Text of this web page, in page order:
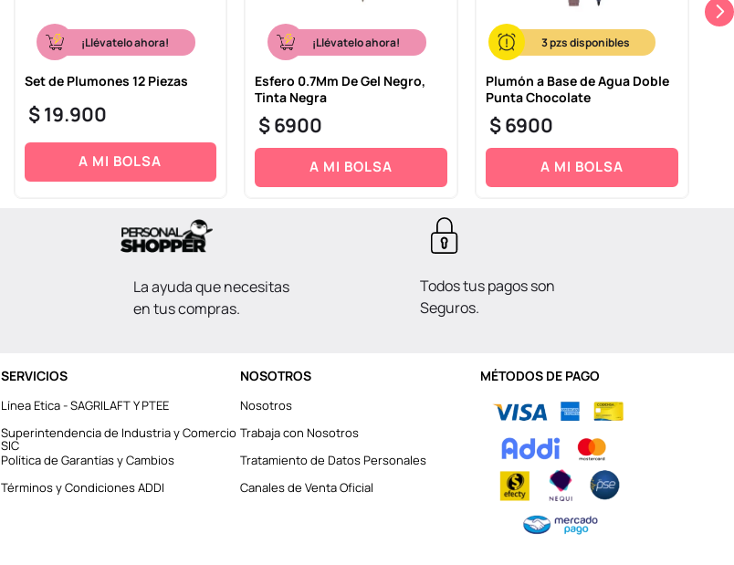
¡Llévatelo ahora!
Set de Plumones 12 Piezas
$19.900
A MI BOLSA
¡Llévatelo ahora!
Esfero 0.7Mm De Gel Negro,
Tinta Negra
$6900
A MI BOLSA
3
Plumón a Base de Agua Doble
Punta Chocolate
$6900
A MI BOLSA
La ayuda que necesitas
en tus compras.
Todos tus pagos son
Seguros.
SERVICIOS
Línea Etica - SAGRILAFT Y PTEE
Superintendencia de Industria y Comercio
SIC
Política de Garantías y Cambios
Términos y Condiciones ADDI
NOSOTROS
Nosotros
Trabaja con Nosotros
Tratamiento de Datos Personales
Canales de Venta Oficial
MÉTODOS DE PAGO